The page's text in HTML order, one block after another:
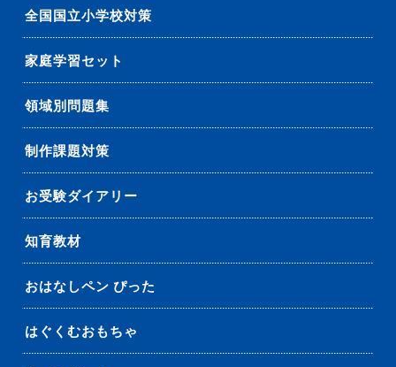
全国国立小学校対策
家庭学習セット
領域別問題集
制作課題対策
お受験ダイアリー
知育教材
おはなしペン ぴった
はぐくむおもちゃ